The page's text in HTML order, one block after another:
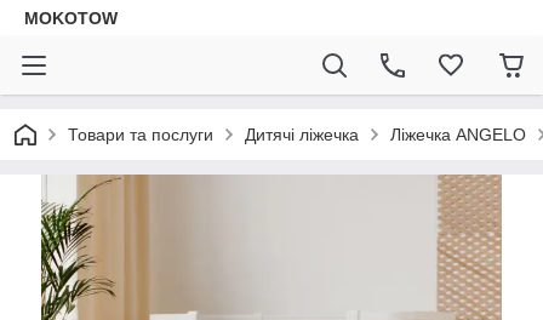
MOKOTOW
Товари та послуги Дитячі ліжечка Ліжечка ANGELO